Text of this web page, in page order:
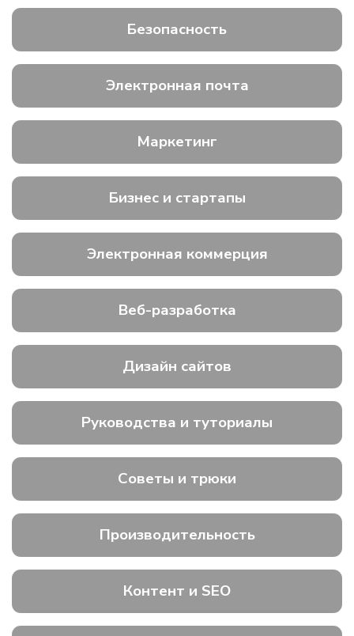
Безопасность
Электронная почта
Маркетинг
Бизнес и стартапы
Электронная коммерция
Веб-разработка
Дизайн сайтов
Руководства и туториалы
Советы и трюки
Производительность
Контент и SEO